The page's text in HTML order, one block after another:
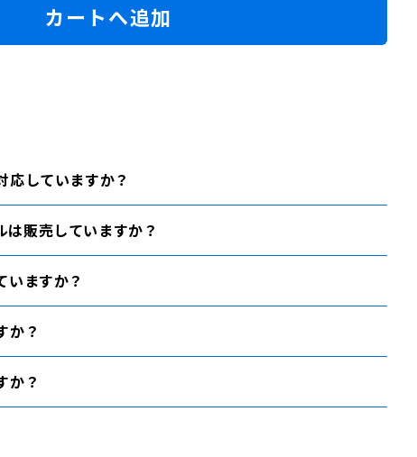
カートへ追加
応していますか？
販売していますか？
いますか？
か？
か？